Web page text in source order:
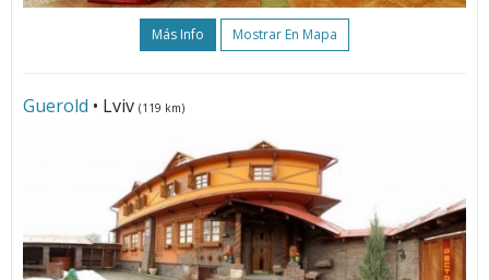
Más Info Mostrar En Mapa
Guerold • Lviv (119 km)